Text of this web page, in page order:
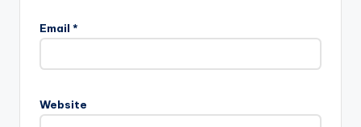
Email *
Website